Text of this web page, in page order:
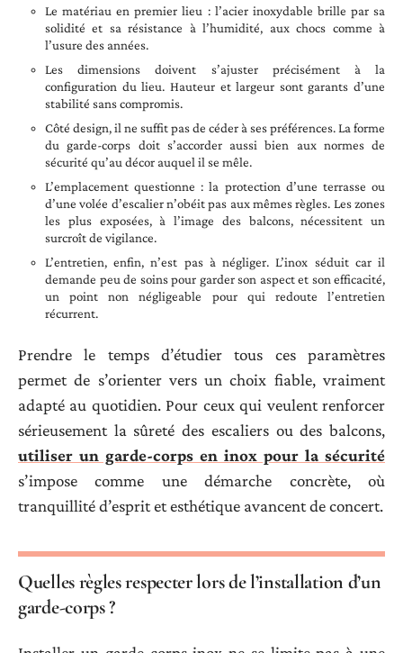
Le matériau en premier lieu : l’acier inoxydable brille par sa
solidité et sa résistance à l’humidité, aux chocs comme à
l’usure des années.
Les dimensions doivent s’ajuster précisément à la
configuration du lieu. Hauteur et largeur sont garants d’une
stabilité sans compromis.
Côté design, il ne suffit pas de céder à ses préférences. La forme
du garde-corps doit s’accorder aussi bien aux normes de
sécurité qu’au décor auquel il se mêle.
L’emplacement questionne : la protection d’une terrasse ou
d’une volée d’escalier n’obéit pas aux mêmes règles. Les zones
les plus exposées, à l’image des balcons, nécessitent un
surcroît de vigilance.
L’entretien, enfin, n’est pas à négliger. L’inox séduit car il
demande peu de soins pour garder son aspect et son efficacité,
un point non négligeable pour qui redoute l’entretien
récurrent.
Prendre le temps d’étudier tous ces paramètres
permet de s’orienter vers un choix fiable, vraiment
adapté au quotidien. Pour ceux qui veulent renforcer
sérieusement la sûreté des escaliers ou des balcons,
utiliser un garde-corps en inox pour la sécurité
s’impose comme une démarche concrète, où
tranquillité d’esprit et esthétique avancent de concert.
Quelles règles respecter lors de l’installation d’un
garde-corps ?